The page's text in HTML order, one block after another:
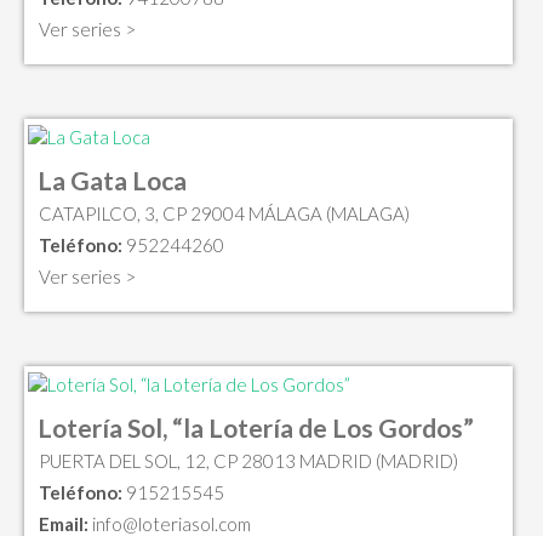
Ver series >
La Gata Loca
CATAPILCO, 3, CP 29004 MÁLAGA (MALAGA)
Teléfono: 952244260
Ver series >
Lotería Sol, “la Lotería de Los Gordos”
PUERTA DEL SOL, 12, CP 28013 MADRID (MADRID)
Teléfono: 915215545
Email: info@loteriasol.com